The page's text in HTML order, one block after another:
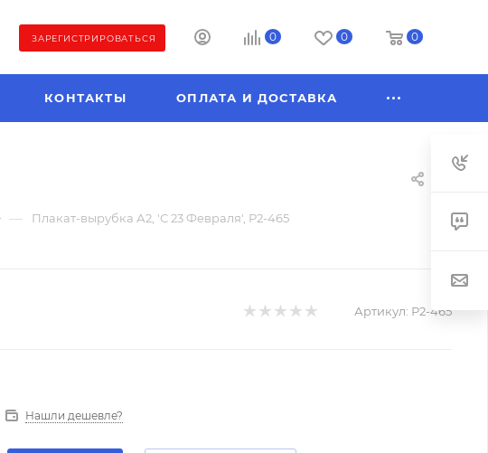
ЗАРЕГИСТРИРОВАТЬСЯ 0 0 0
КОНТАКТЫ ОПЛАТА И ДОСТАВКА
— Плакат-вырубка А2, 'С 23 Февраля', Р2-465
Артикул: Р2-465
Нашли дешевле?